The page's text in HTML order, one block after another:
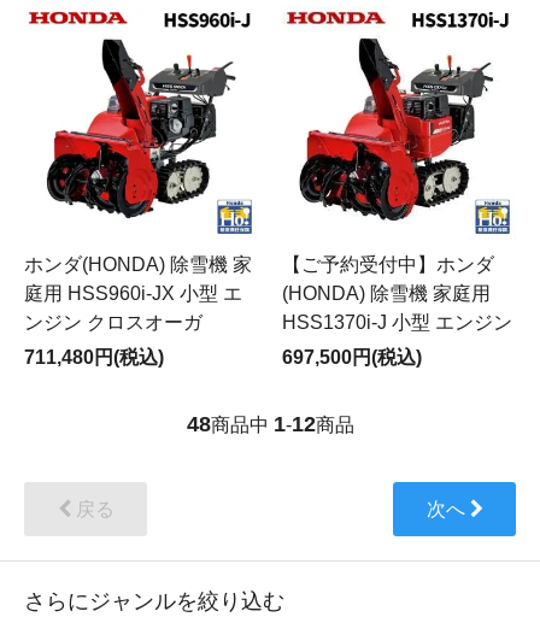
ホンダ(HONDA) 除雪機 家
庭用 HSS960i-JX 小型 エ
ンジン クロスオーガ
711,480円(税込)
【ご予約受付中】ホンダ
(HONDA) 除雪機 家庭用
HSS1370i-J 小型 エンジン
697,500円(税込)
48商品中 1-12商品
戻る 次へ
さらにジャンルを絞り込む